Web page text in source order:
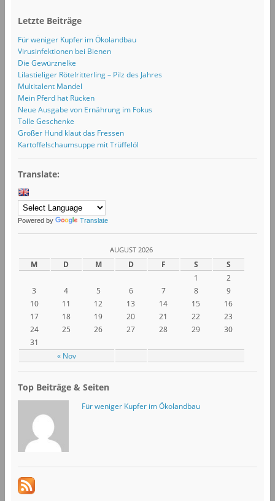
Letzte Beiträge
Für weniger Kupfer im Ökolandbau
Virusinfektionen bei Bienen
Die Gewürznelke
Lilastieliger Rötelritterling – Pilz des Jahres
Multitalent Mandel
Mein Pferd hat Rücken
Neue Ausgabe von Ernährung im Fokus
Tolle Geschenke
Großer Hund klaut das Fressen
Kartoffelschaumsuppe mit Trüffelöl
Translate:
Powered by Translate
AUGUST 2026
M D M D F S S
« Nov
1
2
3
4 5 6 7 8
9
10
11 12 13 14 15
16
17
18 19 20 21 22
23
24
25 26 27 28 29
30
31
Top Beiträge & Seiten
Für weniger Kupfer im Ökolandbau